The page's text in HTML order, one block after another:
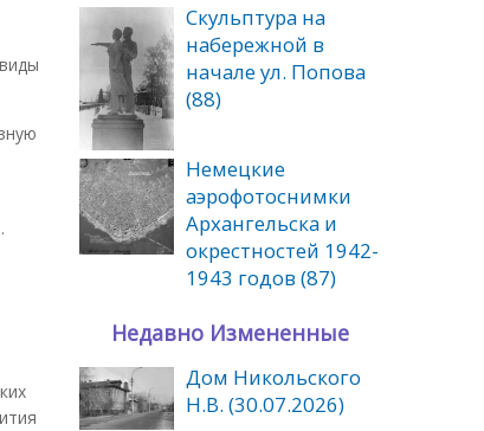
Скульптура на
набережной в
начале ул. Попова
(88)
Немецкие
аэрофотоснимки
Архангельска и
окрестностей 1942-
1943 годов (87)
Недавно Измененные
Дом Никольского
Н.В. (30.07.2026)